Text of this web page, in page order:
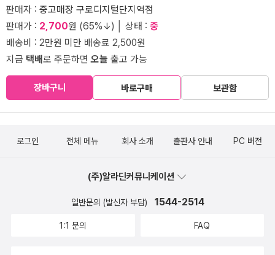
판매자 : 중고매장 구로디지털단지역점
판매가 : 2,700원 (65%↓) │ 상태 : 중
배송비 : 2만원 미만 배송료 2,500원
지금 택배로 주문하면오늘 출고 가능
장바구니 바로구매 보관함
로그인 전체 메뉴 회사 소개 출판사 안내 PC 버전
(주)알라딘커뮤니케이션
일반문의 (발신자 부담) 1544-2514
1:1 문의 FAQ